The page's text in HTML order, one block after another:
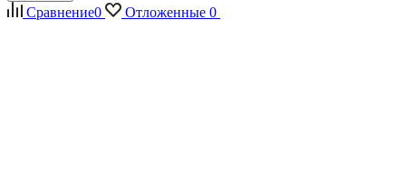
Сравнение0 Отложенные 0